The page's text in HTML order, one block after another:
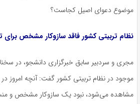
موضوع دعوای اصیل کجاست؟
نظام تربیتی کشور فاقد سازوکار مشخص
مجری و سردبیر سابق خبرگزاری دانشجو، در
موجود در نظام تربیتی کشور گفت: آنچه امروز
مشاهده می‌شود، نبود یک سازوکار مشخص و